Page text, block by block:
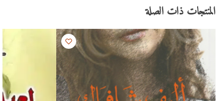
المنتجات ذات الصلة